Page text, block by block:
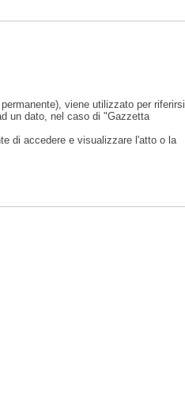
viene utilizzato per riferirsi
un dato, nel caso di "Gazzetta
di accedere e visualizzare l'atto o la